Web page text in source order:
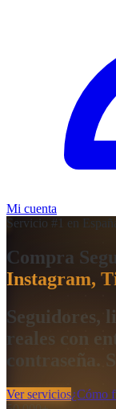
Mi cuenta
Servicio #1 en
Compra
Instagram,
Seguidores,
reales con
contraseña.
Ver servicios¿Cómo